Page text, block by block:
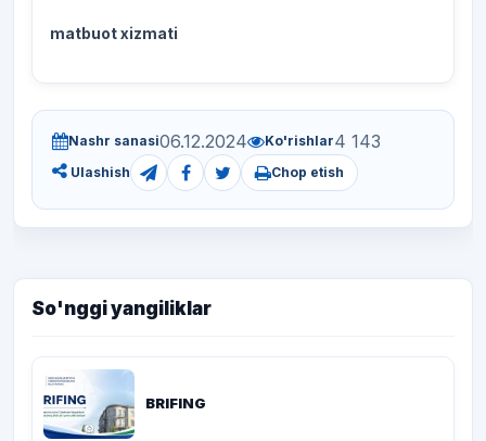
matbuot xizmati
Nashr sanasi06.12.2024 Ko'rishlar4 143
Ulashish Chop etish
So'nggi yangiliklar
BRIFING